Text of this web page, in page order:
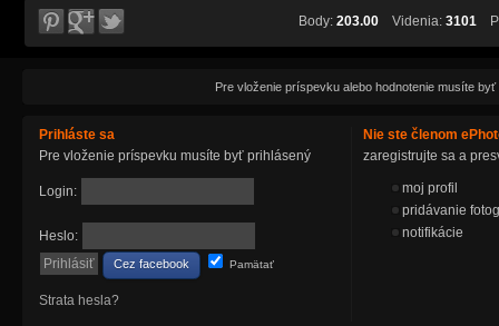
Body: 203.00 Videnia: 3101
Pre vloženie príspevku alebo hodnotenie musíte byť
Prihláste sa
Pre vloženie príspevku musíte byť prihlásený
Login:
Heslo:
Cez facebook Pamätať
Strata hesla?
Nie ste členom
zaregistrujte sa a
moj profil
pridávanie
notifikácie